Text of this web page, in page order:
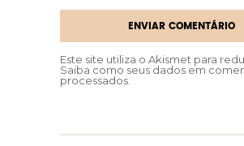
Este site utiliza o Akismet para
Saiba como seus dados em
processados